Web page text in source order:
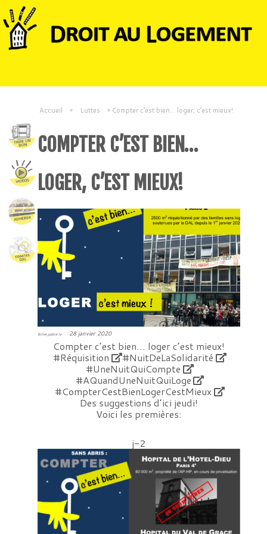
Accueil » Luttes » Compter c’est bien… loger, c’est mieux!
COMPTER C’EST BIEN…
LOGER, C’EST MIEUX!
Billet publié le 28 janvier 2020
Compter c’est bien… loger c’est mieux!
#Réquisition
#NuitDeLaSolidarité
#UneNuitQuiCompte
#AQuandUneNuitQuiLoge
#CompterCestBienLogerCestMieux
Des suggestions d’ici jeudi!
Voici les premières:
j-2